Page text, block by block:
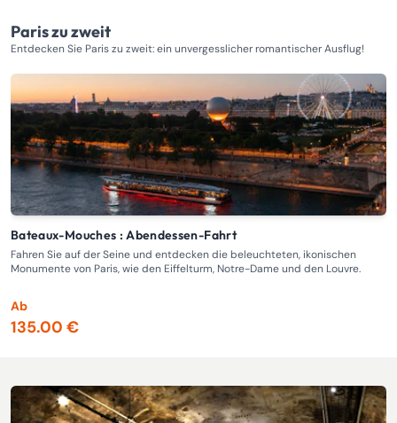
Paris zu zweit
Entdecken Sie Paris zu zweit: ein unvergesslicher romantischer Ausflug!
Bateaux-Mouches : Abendessen-Fahrt
Fahren Sie auf der Seine und entdecken die beleuchteten, ikonischen
Monumente von Paris, wie den Eiffelturm, Notre-Dame und den Louvre.
Ab
135.00 €